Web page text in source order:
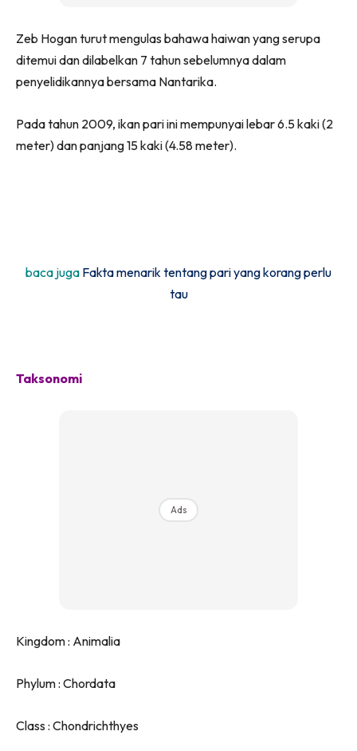
Zeb Hogan turut mengulas bahawa haiwan yang serupa
ditemui dan dilabelkan 7 tahun sebelumnya dalam
penyelidikannya bersama Nantarika.
Pada tahun 2009, ikan pari ini mempunyai lebar 6.5 kaki (2
meter) dan panjang 15 kaki (4.58 meter).
baca juga Fakta menarik tentang pari yang korang perlu
tau
Taksonomi
Ads
Kingdom : Animalia
Phylum : Chordata
Class : Chondrichthyes